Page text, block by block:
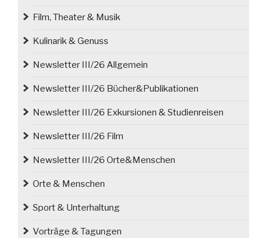
Film, Theater & Musik
Kulinarik & Genuss
Newsletter III/26 Allgemein
Newsletter III/26 Bücher&Publikationen
Newsletter III/26 Exkursionen & Studienreisen
Newsletter III/26 Film
Newsletter III/26 Orte&Menschen
Orte & Menschen
Sport & Unterhaltung
Vorträge & Tagungen